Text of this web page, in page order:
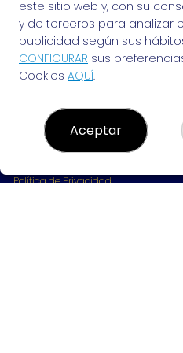
963691702
Clica aquí para contactar por
642061703
info@elvendedordesuenos.es
AVDA. CARDENAL BENLLOCH, 49
Valencia, 46021
LEGAL
Política de Privacidad
este sitio web y, con su
y de terceros para analizar
publicidad según sus
CONFIGURAR sus
Cookies AQUÍ.
Aceptar